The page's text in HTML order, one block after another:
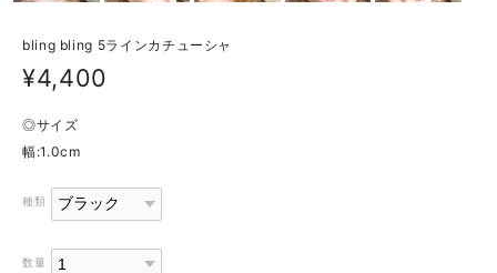
bling bling 5ラインカチューシャ
¥4,400
◎サイズ
幅:1.0cm
種類
数量